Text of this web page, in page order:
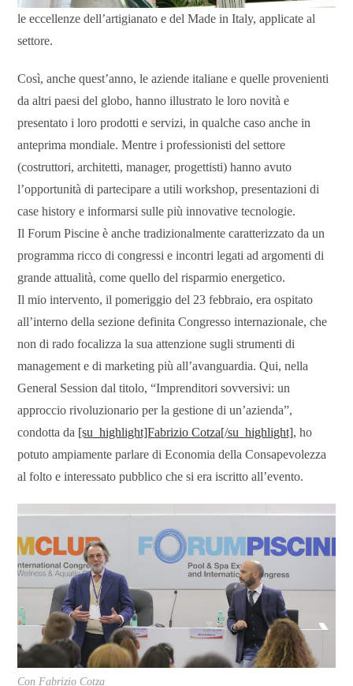
le eccellenze dell’artigianato e del Made in Italy, applicate al
settore.
Così, anche quest’anno, le aziende italiane e quelle provenienti
da altri paesi del globo, hanno illustrato le loro novità e
presentato i loro prodotti e servizi, in qualche caso anche in
anteprima mondiale. Mentre i professionisti del settore
(costruttori, architetti, manager, progettisti) hanno avuto
l’opportunità di partecipare a utili workshop, presentazioni di
case history e informarsi sulle più innovative tecnologie.
Il Forum Piscine è anche tradizionalmente caratterizzato da un
programma ricco di congressi e incontri legati ad argomenti di
grande attualità, come quello del risparmio energetico.
Il mio intervento, il pomeriggio del 23 febbraio, era ospitato
all’interno della sezione definita Congresso internazionale, che
non di rado focalizza la sua attenzione sugli strumenti di
management e di marketing più all’avanguardia. Qui, nella
General Session dal titolo, “Imprenditori sovversivi: un
approccio rivoluzionario per la gestione di un’azienda”,
condotta da [su_highlight]Fabrizio Cotza[/su_highlight], ho
potuto ampiamente parlare di Economia della Consapevolezza
al folto e interessato pubblico che si era iscritto all’evento.
Con Fabrizio Cotza